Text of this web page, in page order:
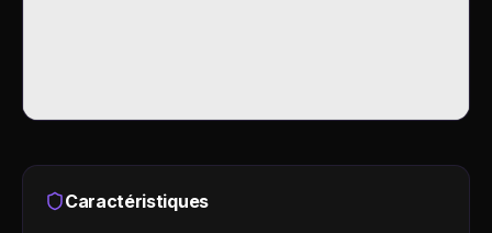
Caractéristiques